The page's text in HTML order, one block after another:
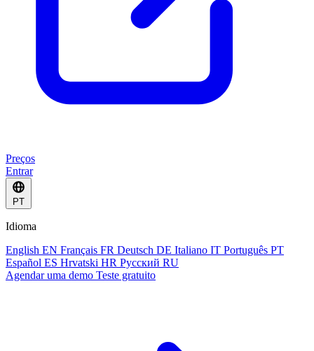
Preços
Entrar
PT
Idioma
English EN Français FR Deutsch DE Italiano IT Português PT
Español ES Hrvatski HR Русский RU
Agendar uma demo Teste gratuito